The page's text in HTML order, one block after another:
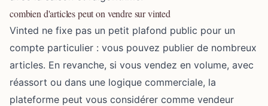
combien d'articles peut on vendre sur vinted
Vinted ne fixe pas un petit plafond public pour un
compte particulier : vous pouvez publier de nombreux
articles. En revanche, si vous vendez en volume, avec
réassort ou dans une logique commerciale, la
plateforme peut vous considérer comme vendeur